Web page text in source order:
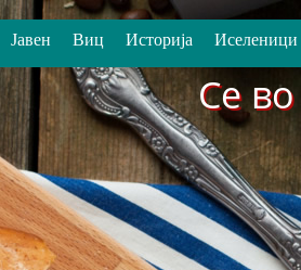
Јавен Виц Историја Иселеници
Се